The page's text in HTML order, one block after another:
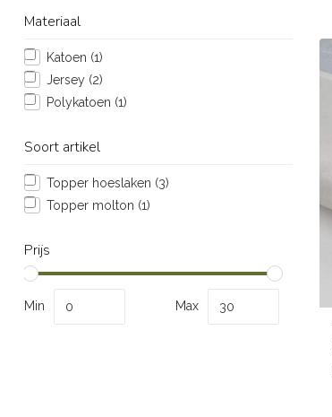
Materiaal
Katoen (1)
Jersey (2)
Polykatoen (1)
Soort artikel
Topper hoeslaken (3)
Topper molton (1)
Prijs
Min Max